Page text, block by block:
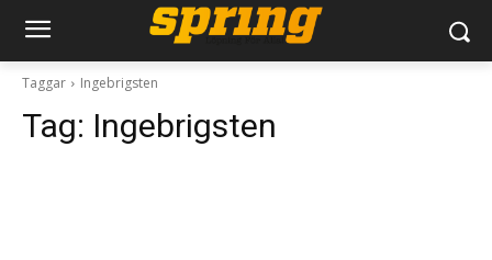
Taggar Ingebrigsten
Tag: Ingebrigsten